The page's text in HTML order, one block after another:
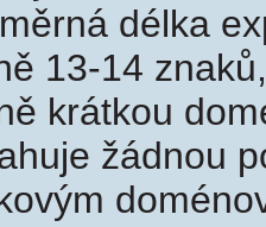
délka
13-14
krátkou
žádnou